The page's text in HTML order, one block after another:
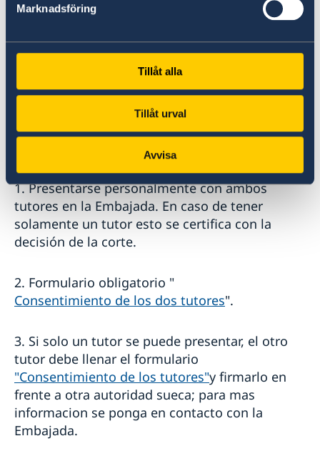
Marknadsföring
Tillåt alla
Tillåt urval
Avvisa
Passblankett - Uppgifter för prövning av
10. Pagar la tarifa según latarifa actual
Para las personasmenores de 18
añosse requiere tambien lo
1. Presentarse personalmente con ambos
tutores en la Embajada. En caso de tener
solamente un tutor esto se certifica con la
decisión de la corte.
2. Formulario obligatorio "
Consentimiento de los dos tutores".
3. Si solo un tutor se puede presentar, el otro
tutor debe llenar el formulario
"Consentimiento de los tutores"y firmarlo en
frente a otra autoridad sueca; para mas
informacion se ponga en contacto con la
Embajada.